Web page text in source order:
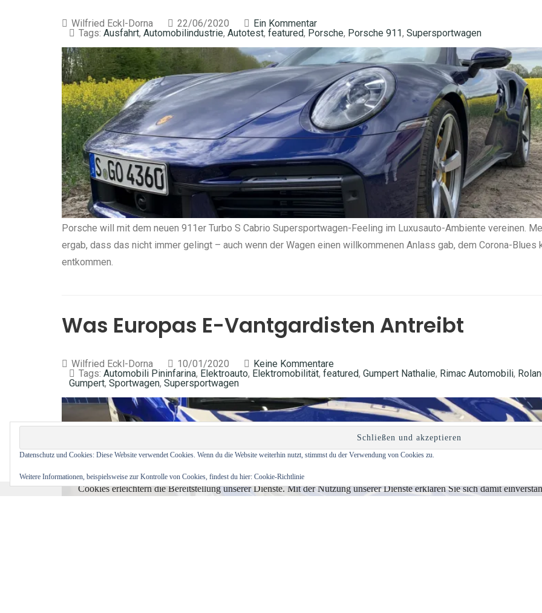
Wilfried Eckl-Dorna 22/06/2020
Ein Kommentar
Tags: Ausfahrt, Automobilindustrie, Autotest, featured, Porsche, Porsche 911, Supersportwagen
Porsche will mit dem neuen 911er Turbo S Cabrio Supersportwagen-Feeling im Luxusauto-Ambiente vereinen.
ergab, dass das nicht immer gelingt – auch wenn der Wagen einen willkommenen Anlass gab, dem Corona-Blues
entkommen.
Was Europas E-Vantgardisten Antreibt
Wilfried Eckl-Dorna 10/01/2020
Keine Kommentare
Tags: Automobili Pininfarina, Elektroauto, Elektromobilität, featured, Gumpert Nathalie, Rimac Automobili,
Gumpert, Sportwagen, Supersportwagen
Datenschutz und Cookies: Diese Website verwendet Cookies. Wenn du die Website weiterhin nutzt, stimmst du der Verwendung von Cookies zu.
Weitere Informationen, beispielsweise zur Kontrolle von Cookies, findest du hier: Cookie-Richtlinie
Cookies erleichtern die Bereitstellung unserer Dienste. Mit der Nutzung unserer Dienste erklären Sie sich damit